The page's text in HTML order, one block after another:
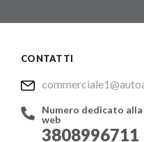
CONTATTI
Numero dedicato
web
3808996711